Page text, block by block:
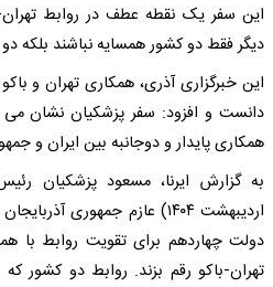
این سفر یک نقطه عطف در روابط تهران-
دیگر فقط دو کشور همسایه نباشند بلکه
این خبرگزاری آذری، همکاری تهران و
دانست و افزود: سفر پزشکیان نشان
همکاری پایدار و دوجانبه بین ایران و
اردیبهشت ۱۴۰۴) عازم جمهوری
دولت چهاردهم برای تقویت روابط با
تهران-باکو رقم بزند. روابط دو کشور